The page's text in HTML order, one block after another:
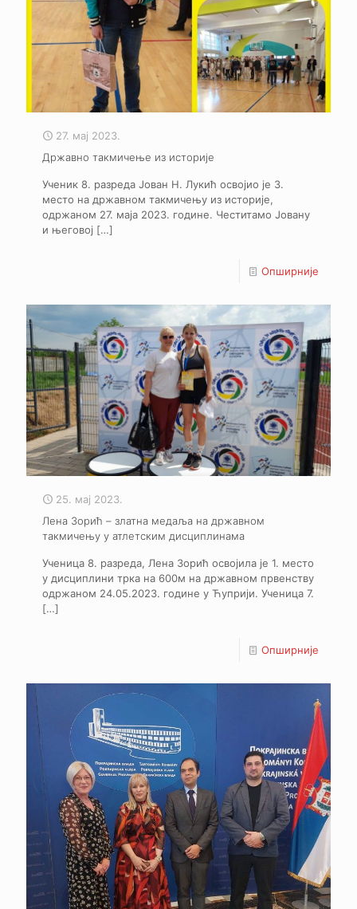
27. мај 2023.
Државно такмичење из историје
Ученик 8. разреда Јован Н. Лукић освојио је 3.
место на државном такмичењу из историје,
одржаном 27. маја 2023. године. Честитамо Јовану
и његовој […]
Опширније
25. мај 2023.
Лена Зорић – златна медаља на државном
такмичењу у атлетским дисциплинама
Ученица 8. разреда, Лена Зорић освојила је 1. место
у дисциплини трка на 600м на државном првенству
одржаном 24.05.2023. године у Ћуприји. Ученица 7.
[…]
Опширније